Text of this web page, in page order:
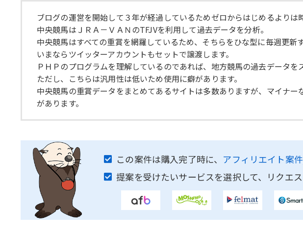
ブログの運営を開始して３年が経過しているためゼロからはじめるよりは
中央競馬はＪＲＡ－ＶＡＮのTFJVを利用して過去データを分析。
中央競馬はすべての重賞を網羅しているため、そちらをひな型に毎週更新
いまならツイッターアカウントもセットで譲渡します。
ＰＨＰのプログラムを理解しているのであれば、地方競馬の過去データを
ただし、こちらは汎用性は低いため使用に癖があります。
中央競馬の重賞データをまとめてあるサイトは多数ありますが、マイナ
があります。
この案件は購入完了時に、 アフィリエイト案
提案を受けたいサービスを選択して、リクエ